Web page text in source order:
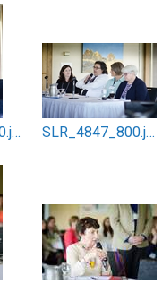
SLR_4844_800.jpg SLR_4847_800.jpg